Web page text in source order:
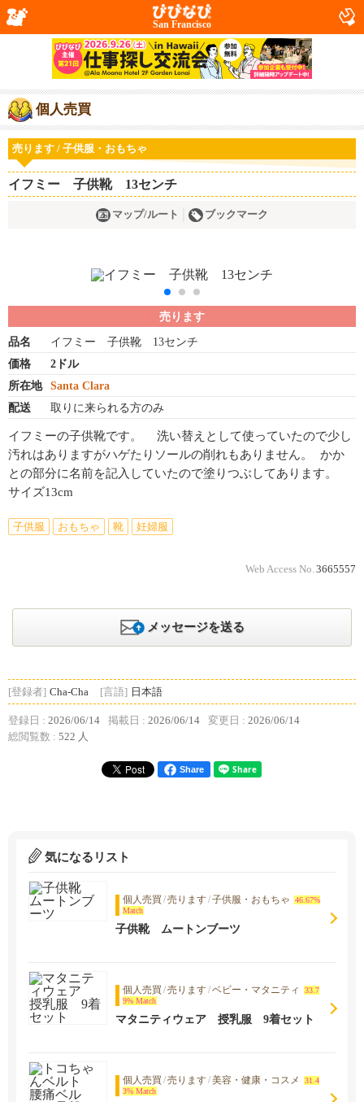
San Francisco
個人売買
売ります / 子供服・おもちゃ
イフミー 子供靴 13センチ
マップ/ルート ブックマーク
売ります
品名
イフミー 子供靴 13センチ
価格
2ドル
所在地
Santa Clara
配送
取りに来られる方のみ
イフミーの子供靴です。 洗い替えとして使っていたので少し
汚れはありますがハゲたりソールの削れもありません。 かか
との部分に名前を記入していたので塗りつぶしてあります。
サイズ13cm
子供服 おもちゃ 靴 妊婦服
Web Access No. 3665557
メッセージを送る
[登録者] Cha-Cha [言語] 日本語
登録日 : 2026/06/14 掲載日 : 2026/06/14 変更日 : 2026/06/14
総閲覧数 : 522 人
Share
気になるリスト
個人売買 /売ります/子供服・おもちゃ
46.67%
Match
子供靴 ムートンブーツ
個人売買 /売ります/ベビー・マタニティ
33.7
9% Match
マタニティウェア 授乳服 9着セット
個人売買 /売ります/美容・健康・コスメ
31.4
3% Match